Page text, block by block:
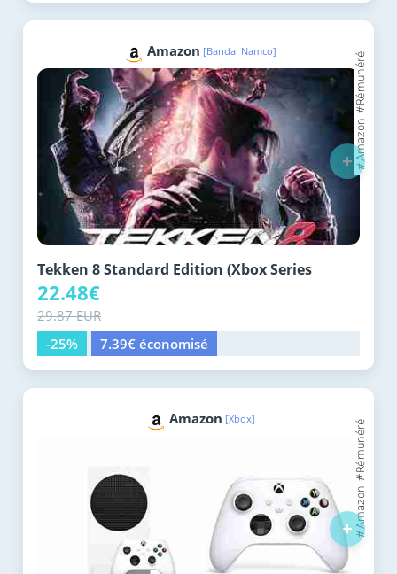
Amazon [Bandai Namco]
Tekken 8 Standard Edition (Xbox Series
22.48€
29.87 EUR
-25%
7.39€ économisé
+
Amazon [Xbox]
+